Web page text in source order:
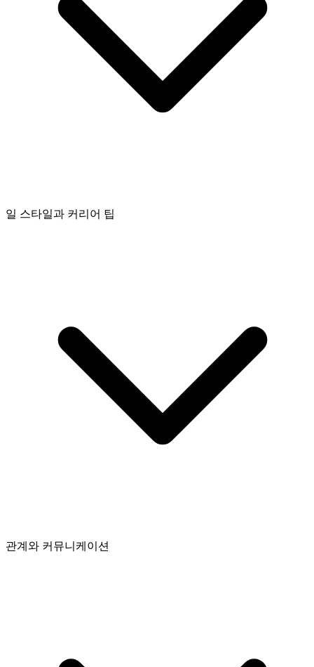
일 스타일과 커리어 팁
관계와 커뮤니케이션